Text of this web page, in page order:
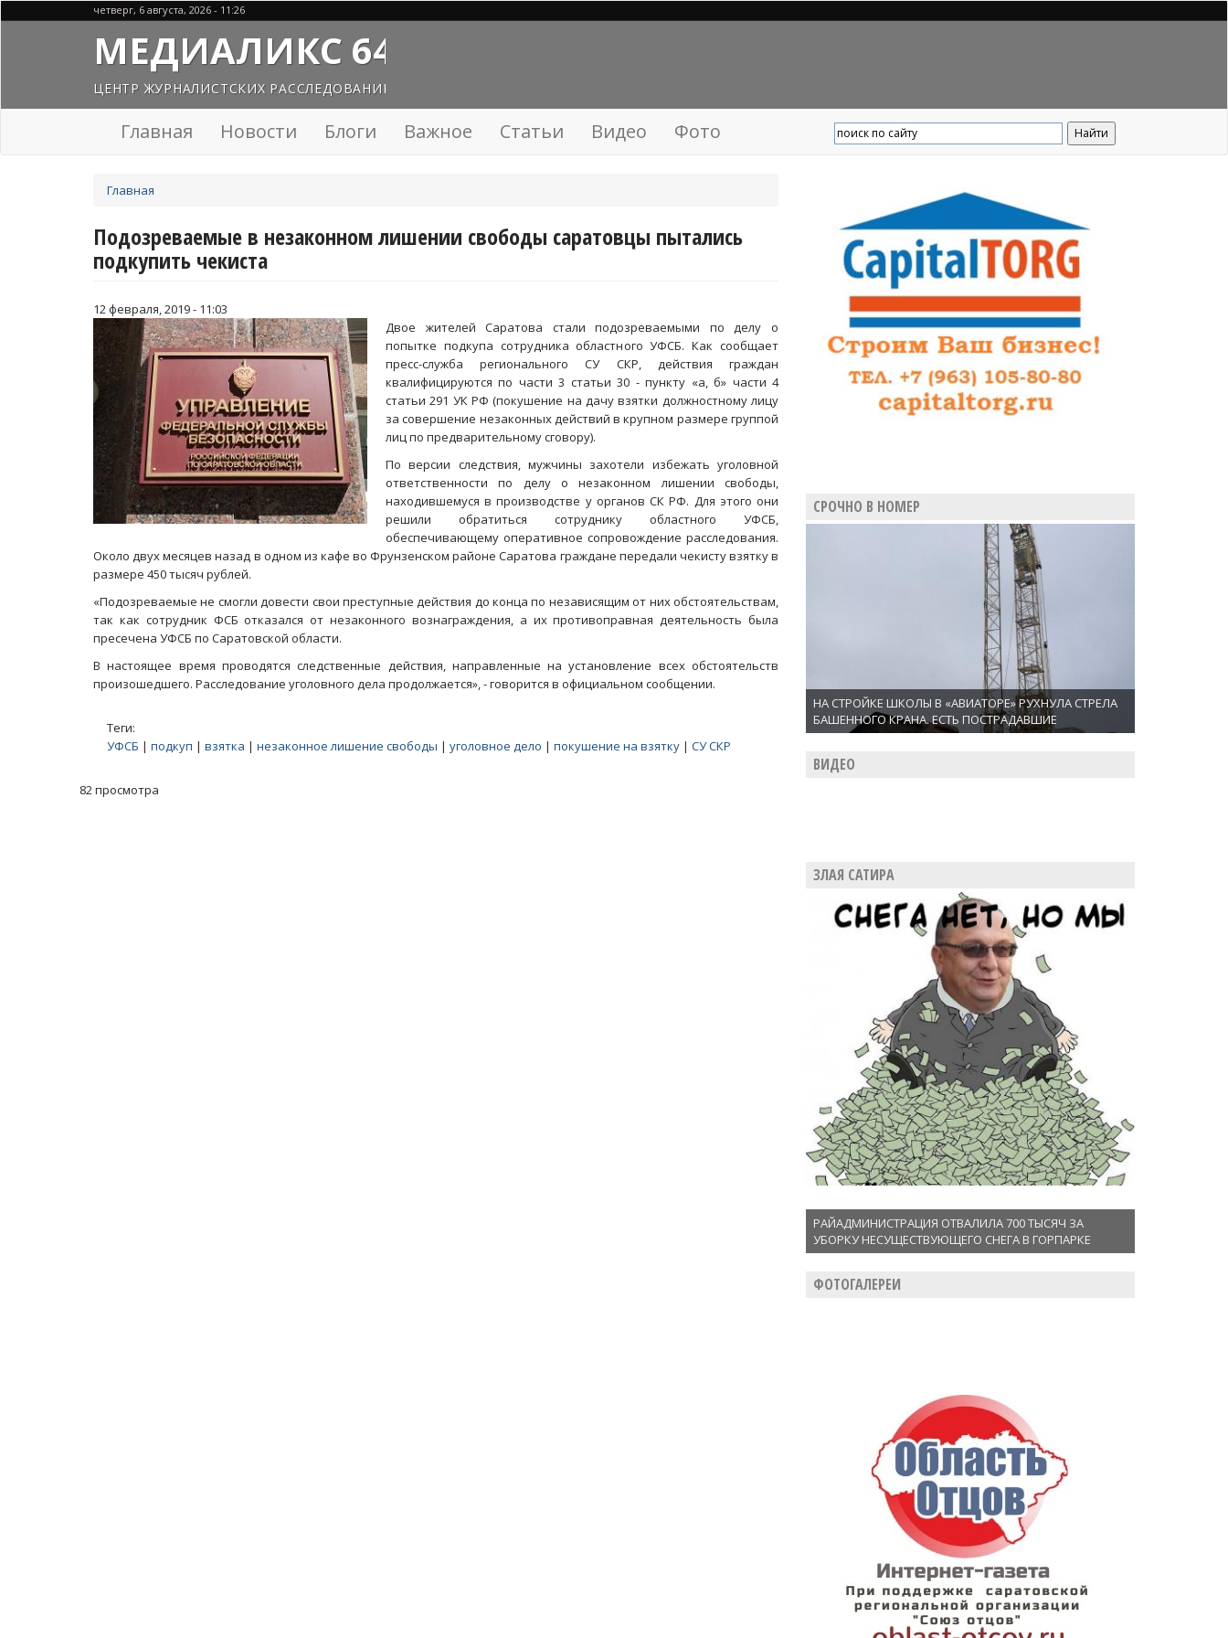
четверг, 6 августа, 2026 - 11:26
МЕДИАЛИКС 64
ЦЕНТР ЖУРНАЛИСТСКИХ РАССЛЕДОВАНИЙ
Главная Новости Блоги Важное Статьи Видео Фото
здесь
Главная
Подозреваемые в незаконном лишении свободы саратовцы пытались
подкупить чекиста
12 февраля, 2019 - 11:03
Двое жителей Саратова стали подозреваемыми по делу о
попытке подкупа сотрудника областного УФСБ. Как сообщает
пресс-служба регионального СУ СКР, действия граждан
квалифицируются по части 3 статьи 30 - пункту «а, б» части 4
статьи 291 УК РФ (покушение на дачу взятки должностному лицу
за совершение незаконных действий в крупном размере группой
лиц по предварительному сговору).
По версии следствия, мужчины захотели избежать уголовной
ответственности по делу о незаконном лишении свободы,
находившемуся в производстве у органов СК РФ. Для этого они
решили обратиться сотруднику областного УФСБ,
обеспечивающему оперативное сопровождение расследования.
Около двух месяцев назад в одном из кафе во Фрунзенском районе Саратова граждане передали чекисту взятку в
размере 450 тысяч рублей.
«Подозреваемые не смогли довести свои преступные действия до конца по независящим от них обстоятельствам,
так как сотрудник ФСБ отказался от незаконного вознаграждения, а их противоправная деятельность была
пресечена УФСБ по Саратовской области.
В настоящее время проводятся следственные действия, направленные на установление всех обстоятельств
произошедшего. Расследование уголовного дела продолжается», - говорится в официальном сообщении.
Теги:
УФСБ | подкуп | взятка | незаконное лишение свободы | уголовное дело | покушение на взятку | СУ СКР
82 просмотра
СРОЧНО В НОМЕР
НА СТРОЙКЕ ШКОЛЫ В «АВИАТОРЕ» РУХНУЛА СТРЕЛА
БАШЕННОГО КРАНА. ЕСТЬ ПОСТРАДАВШИЕ
ВИДЕО
ЗЛАЯ САТИРА
РАЙАДМИНИСТРАЦИЯ ОТВАЛИЛА 700 ТЫСЯЧ ЗА
УБОРКУ НЕСУЩЕСТВУЮЩЕГО СНЕГА В ГОРПАРКЕ
ФОТОГАЛЕРЕИ